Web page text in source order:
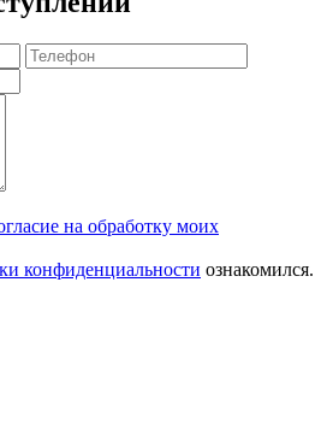
на обработку моих
конфиденциальности ознакомился.